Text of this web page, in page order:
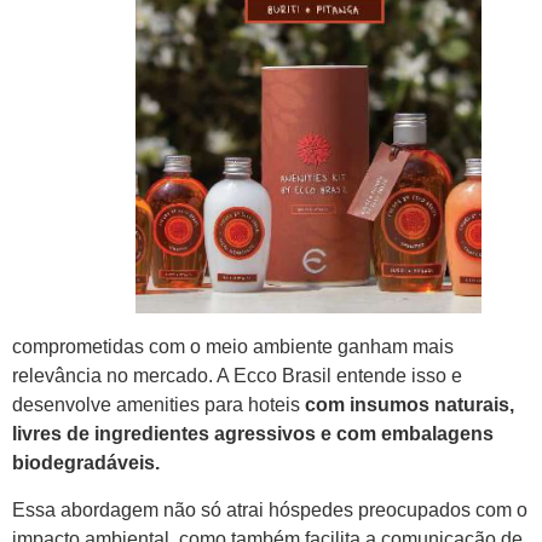
comprometidas com o meio ambiente ganham mais
relevância no mercado. A Ecco Brasil entende isso e
desenvolve amenities para hoteis com insumos naturais,
livres de ingredientes agressivos e com embalagens
biodegradáveis.
Essa abordagem não só atrai hóspedes preocupados com o